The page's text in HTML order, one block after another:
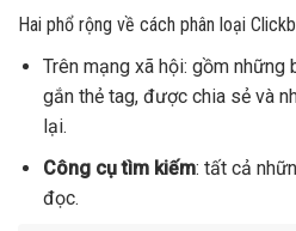
Hai phổ rộng về cách phân loại
Trên mạng xã hội: gồm
gắn thẻ tag, được chia sẻ và
lại.
Công cụ tìm kiếm: tất cả
đọc.